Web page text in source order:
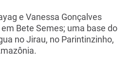
e Vanessa Gonçalves
Bete Semes; uma base do
no Jirau, no Parintinzinho,